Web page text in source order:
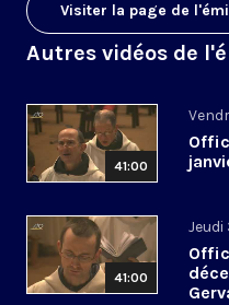
Visiter la page de
Autres vidéos de
41:00
41:00
Jeudi